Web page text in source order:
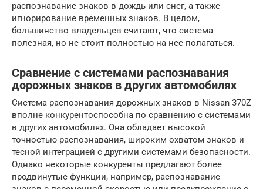
распознавание знаков в дождь или снег, а также
игнорирование временных знаков. В целом,
большинство владельцев считают, что система
полезная, но не стоит полностью на нее полагаться.
Сравнение с системами распознавания
дорожных знаков в других автомобилях
Система распознавания дорожных знаков в Nissan 370Z
вполне конкурентоспособна по сравнению с системами
в других автомобилях. Она обладает высокой
точностью распознавания, широким охватом знаков и
тесной интеграцией с другими системами безопасности.
Однако некоторые конкуренты предлагают более
продвинутые функции, например, распознавание